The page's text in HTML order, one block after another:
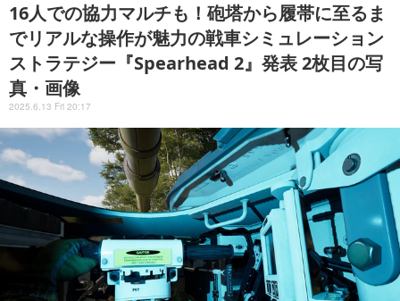
16人での協力マルチも！砲塔から履帯に至るま
でリアルな操作が魅力の戦車シミュレーション
ストラテジー『Spearhead 2』発表 2枚目の写
真・画像
2025.6.13 Fri 20:17